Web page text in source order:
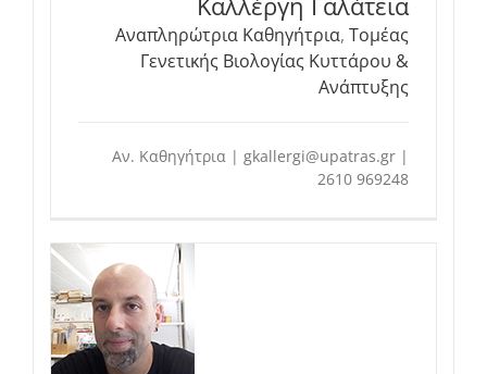
Αναπληρώτρια Καθηγήτρια, Τομέας
Γενετικής Βιολογίας Κυττάρου &
Ανάπτυξης
Αν. Καθηγήτρια | gkallergi@upatras.gr |
2610 969248